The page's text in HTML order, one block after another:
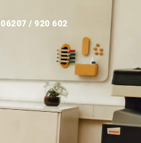
06207 / 920 602